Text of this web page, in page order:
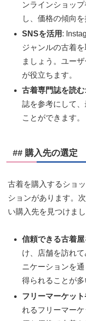
ンラインショッ
し、価格の傾向を
SNSを活用 :
ジャンルの古着
ましょう。ユー
が役立ちます。
古着専門誌を読む
誌を参考にして
ことができます。
## 購入先の選定
古着を購入するショ
ションがあります。
い購入先を見つけまし
信頼できる古着
け、店舗を訪れ
ニケーションを
得られることが多
フリーマーケッ
れるフリーマー